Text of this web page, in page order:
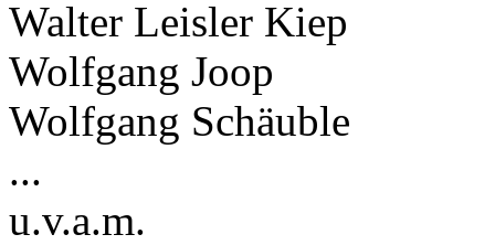
Walter Leisler Kiep
Wolfgang Joop
Wolfgang Schäuble
...
u.v.a.m.